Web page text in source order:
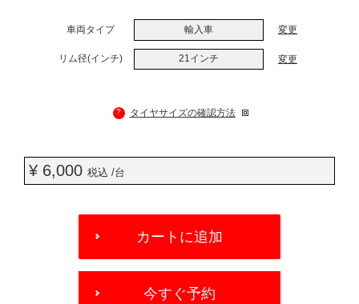
車両タイプ 輸入車 変更
リム径(インチ) 21インチ 変更
? タイヤサイズの確認方法
¥ 6,000 税込 /台
OPTIONS
カートに追加
今すぐ予約